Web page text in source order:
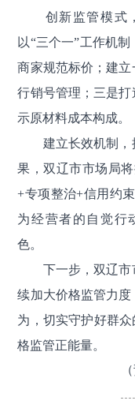
创新监管模式
以“三个一”工作机
商家规范标价；建
行销号管理；三是
示原材料成本构成。
建立长效机制
果，双辽市市场局
+专项整治+信用约
为经营者的自觉行
色。
下一步，双辽
续加大价格监管力
为，切实守护好群
格监管正能量。